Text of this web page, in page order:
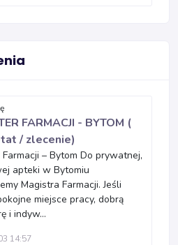
FARMACJI - BYTOM (
/ zlecenie)
– Bytom Do prywatnej,
apteki w Bytomiu
Magistra Farmacji. Jeśli
miejsce pracy, dobrą
i indyw...
14:57